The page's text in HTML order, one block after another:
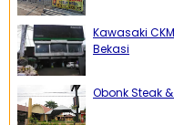
Kawasaki
Bekasi
Obonk Steak